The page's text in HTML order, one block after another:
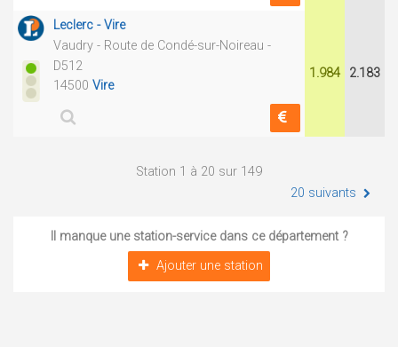
Leclerc - Vire
Vaudry - Route de Condé-sur-Noireau -
D512
14500 Vire
1.984 2.183
Station 1 à 20 sur 149
20 suivants
Il manque une station-service dans ce département ?
Ajouter une station